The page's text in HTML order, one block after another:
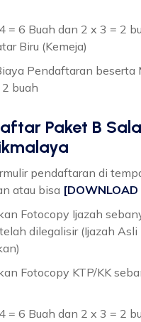
= 6 Buah dan 2 x 3 = 2
Biru (Kemeja)
Pendaftaran beserta
buah
Paket B
pendaftaran di
atau bisa [DOWNLOAD
Fotocopy Ijazah
dilegalisir (Ijazah Asli
Fotocopy KTP/KK
= 6 Buah dan 2 x 3 = 2